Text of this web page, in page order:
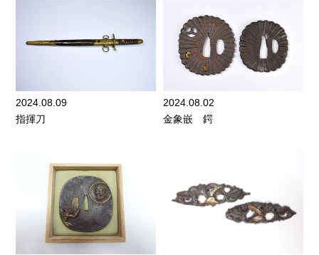
2024.08.09
指揮刀
2024.08.02
金象嵌 鍔